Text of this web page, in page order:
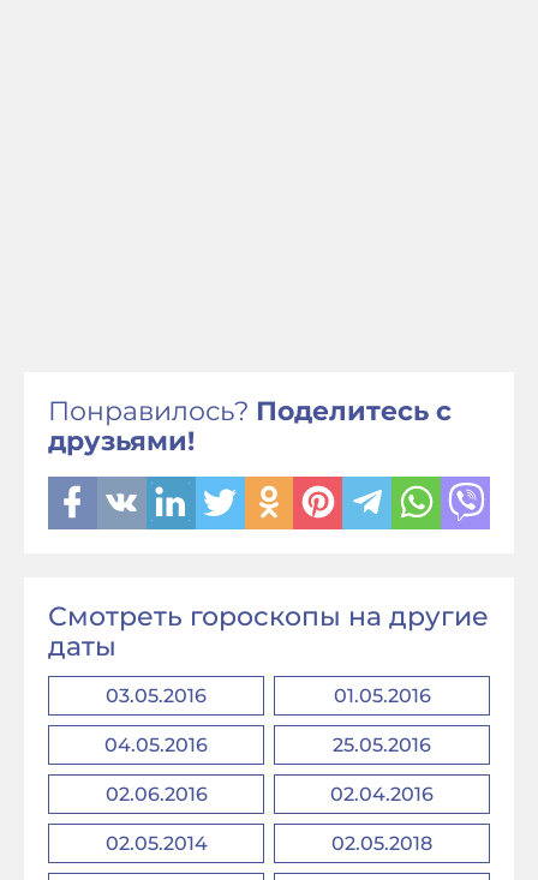
Понравилось? Поделитесь с
друзьями!
Смотреть гороскопы на другие
даты
03.05.2016 01.05.2016
04.05.2016 25.05.2016
02.06.2016 02.04.2016
02.05.2014 02.05.2018